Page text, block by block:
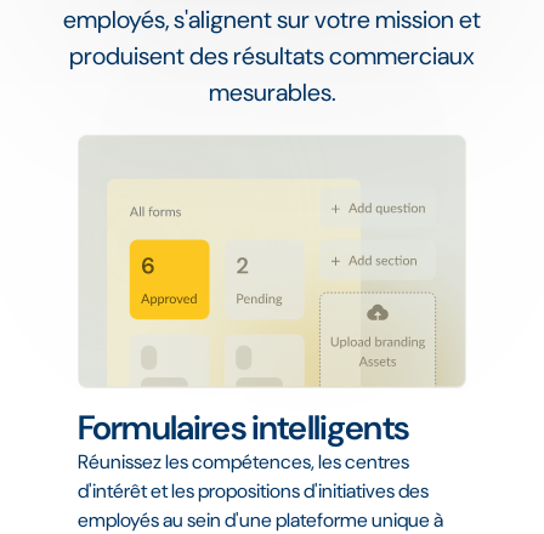
employés, s'alignent sur votre mission et
produisent des résultats commerciaux
mesurables.
Formulaires intelligents
Réunissez les compétences, les centres
d'intérêt et les propositions d'initiatives des
employés au sein d'une plateforme unique à